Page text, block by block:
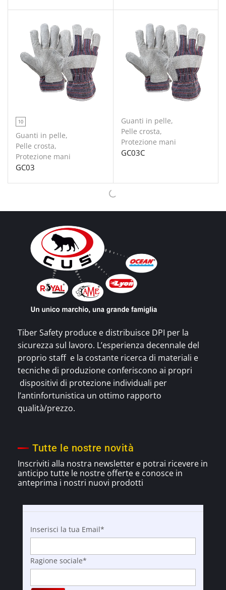
10
Guanti in pelle,
Pelle crosta,
Protezione mani
GC03
Guanti in pelle,
Pelle crosta,
Protezione mani
GC03C
Guanti in pelle,
Pelle crosta
Protezione mani
Guanti in pelle
Pelle crosta
Protezione mani
Guanti in pelle ,
Pelle crosta,
Protezione mani
Guanti in pelle
Pelle crosta,
Protezione mani
GC08C